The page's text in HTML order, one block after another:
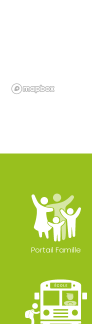
Portail Famille